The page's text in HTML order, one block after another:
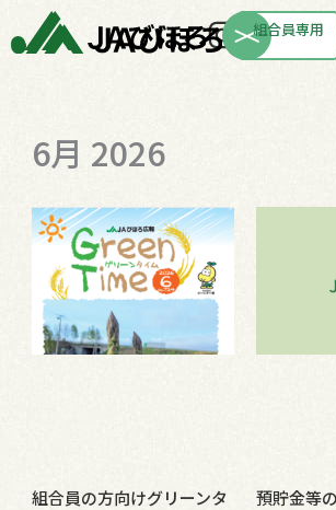
容
組合員専用
6月 2026
組合員の方向けグリーンタ
預貯金等